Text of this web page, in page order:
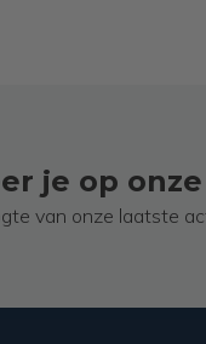
je op
van onze laatste